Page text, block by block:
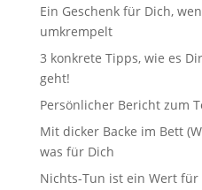
Ein Geschenk für Dich,
umkrempelt
3 konkrete Tipps, wie es
geht!
Persönlicher Bericht zum
Mit dicker Backe im Bett
was für Dich
Nichts-Tun ist ein Wert für